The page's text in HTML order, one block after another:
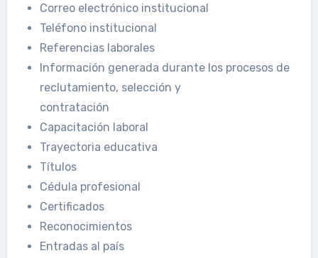
Correo electrónico institucional
Teléfono institucional
Referencias laborales
Información generada durante los procesos de
reclutamiento, selección y
contratación
Capacitación laboral
Trayectoria educativa
Títulos
Cédula profesional
Certificados
Reconocimientos
Entradas al país